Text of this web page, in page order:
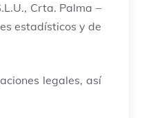
Crta. Palma –
estadísticos y de
legales, así